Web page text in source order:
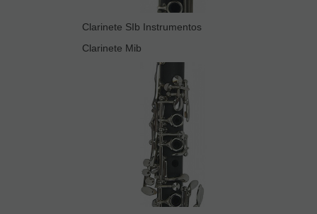
Clarinete SIb Instrumentos
Clarinete Mib